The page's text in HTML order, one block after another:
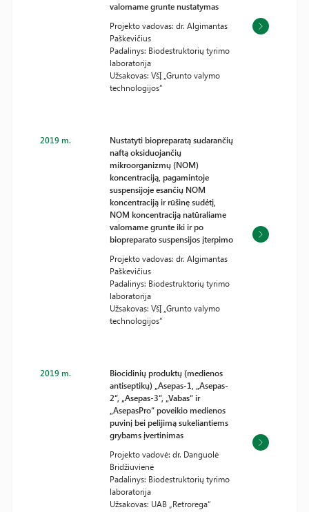
valomame grunte nustatymas
Projekto vadovas: dr. Algimantas
Paškevičius
Padalinys: Biodestruktorių tyrimo
laboratorija
Užsakovas: VšĮ „Grunto valymo
technologijos“
2019 m.
Nustatyti biopreparatą sudarančių
naftą oksiduojančių
mikroorganizmų (NOM)
koncentraciją, pagamintoje
suspensijoje esančių NOM
koncentraciją ir rūšinę sudėtį,
NOM koncentraciją natūraliame
valomame grunte iki ir po
biopreparato suspensijos įterpimo
Projekto vadovas: dr. Algimantas
Paškevičius
Padalinys: Biodestruktorių tyrimo
laboratorija
Užsakovas: VšĮ „Grunto valymo
technologijos“
2019 m.
Biocidinių produktų (medienos
antiseptikų) „Asepas-1, „Asepas-
2“, „Asepas-3“, „Vabas“ ir
„AsepasPro“ poveikio medienos
puvinį bei pelijimą sukeliantiems
grybams įvertinimas
Projekto vadovė: dr. Danguolė
Bridžiuvienė
Padalinys: Biodestruktorių tyrimo
laboratorija
Užsakovas: UAB „Retrorega“